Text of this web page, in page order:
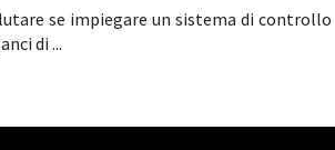
se impiegare un sistema di controllo
di ...